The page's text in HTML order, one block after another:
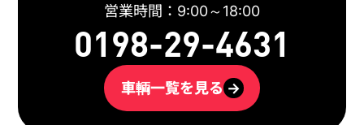
営業時間：9:00～18:00
0198-29-4631
車輌一覧を見る →